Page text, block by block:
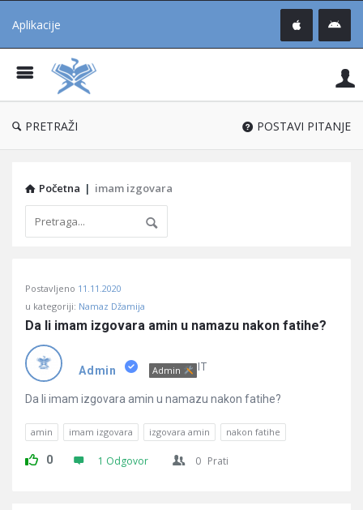
Aplikacije
®
PRETRAŽI POSTAVI PITANJE
Početna | imam izgovara
Učene
Latest
Pitanja
Postavljeno 11.11.2020
u kategoriji: Namaz Džamija
Da li imam izgovara amin u namazu nakon fatihe?
Admin Admin IT
Da li imam izgovara amin u namazu nakon fatihe?
amin imam izgovara izgovara amin nakon fatihe
0 1 Odgovor 0 Prati